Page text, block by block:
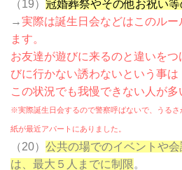
（19） 冠婚葬祭やその他お祝い
→実際は誕生日会などはこのル
ます。
お友達が遊びに来るのと違いを
びに行かない誘わないという事は
この状況でも我慢できない人が多
※実際誕生日会するので警察呼ばないで、うる
紙が最近アパートにありました。
（20） 公共の場でのイベントや
は、最大５人までに制限 。